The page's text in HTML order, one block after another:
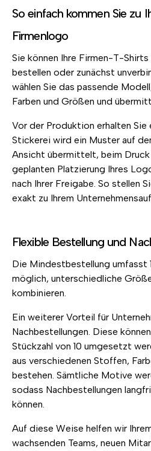
So einfach kommen Sie zu
Firmenlogo
Sie können Ihre Firmen-T-
bestellen oder zunächst
wählen Sie das passende
Farben und Größen und
Vor der Produktion erhalten Sie
Stickerei wird ein Muster auf
Ansicht übermittelt, beim
geplanten Platzierung Ihres
nach Ihrer Freigabe. So stellen
exakt zu Ihrem
Flexible Bestellung und
Die Mindestbestellung umfasst
möglich, unterschiedliche
kombinieren.
Ein weiterer Vorteil für
Nachbestellungen. Diese
Stückzahl von 10 umgesetzt
aus verschiedenen Stoffen,
bestehen. Sämtliche Motive
sodass Nachbestellungen
können.
Auf diese Weise helfen wir
wachsenden Teams, neuen